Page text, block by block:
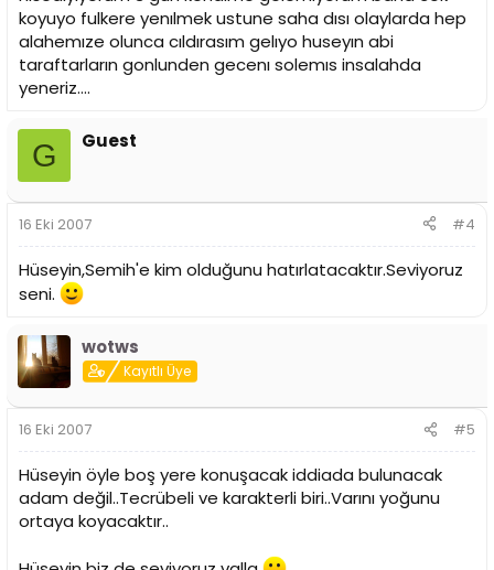
koyuyo fulkere yenılmek ustune saha dısı olaylarda hep
alahemıze olunca cıldırasım gelıyo huseyın abi
taraftarların gonlunden gecenı solemıs insalahda
yeneriz....
G Guest
16 Eki 2007 #4
Hüseyin,Semih'e kim olduğunu hatırlatacaktır.Seviyoruz
seni.
wotws
Kayıtlı Üye
16 Eki 2007 #5
Hüseyin öyle boş yere konuşacak iddiada bulunacak
adam değil..Tecrübeli ve karakterli biri..Varını yoğunu
ortaya koyacaktır..